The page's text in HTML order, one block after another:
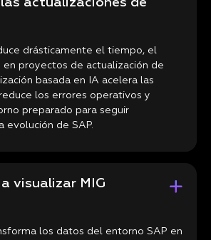
drásticamente el tiempo, el
proyectos de actualización de
basada en IA acelera las
los errores operativos y
preparado para seguir
evolución de SAP.
visualizar MIG
los datos del entorno SAP en